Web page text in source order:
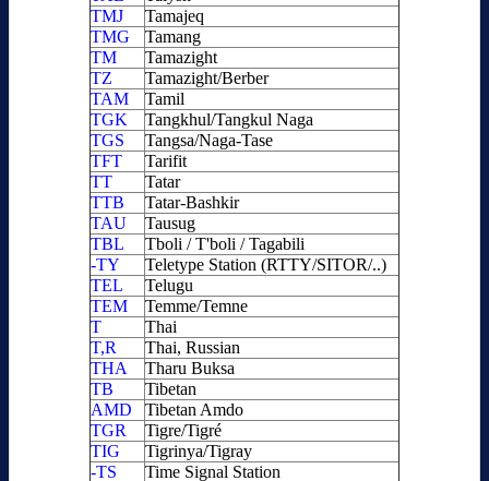
TMJ
Tamajeq
TMG
Tamang
TM
Tamazight
TZ
Tamazight/Berber
TAM
Tamil
TGK
Tangkhul/Tangkul Naga
TGS
Tangsa/Naga-Tase
TFT
Tarifit
TT
Tatar
TTB
Tatar-Bashkir
TAU
Tausug
TBL
Tboli / T'boli / Tagabili
-TY
Teletype Station (RTTY/SITOR/..)
TEL
Telugu
TEM
Temme/Temne
T
Thai
T,R
Thai, Russian
THA
Tharu Buksa
TB
Tibetan
AMD
Tibetan Amdo
TGR
Tigre/Tigré
TIG
Tigrinya/Tigray
-TS
Time Signal Station